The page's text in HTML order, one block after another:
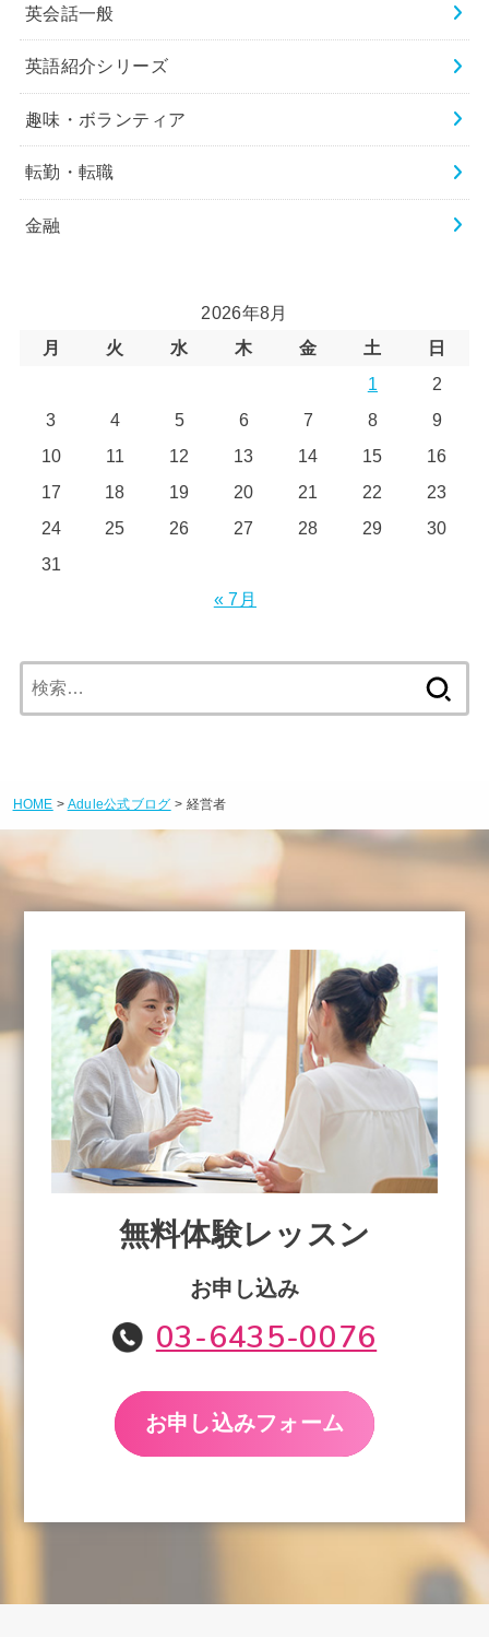
英会話一般
英語紹介シリーズ
趣味・ボランティア
転勤・転職
金融
2026年8月
月
火 水 木 金 土
日
1
2
3
4 5 6 7 8
9
10
11 12 13 14 15
16
17
18 19 20 21 22
23
24
25 26 27 28 29
30
31
« 7月
索:
HOME > Adule公式ブログ > 経営者
無料体験レッスン
お申し込み
03-6435-0076
お申し込みフォーム